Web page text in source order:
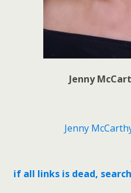
Jenny
Jenny
.
if all links is dead, search